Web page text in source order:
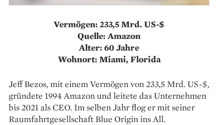
Vermögen: 233,5 Mrd. US-$
Quelle: Amazon
Alter: 60 Jahre
Wohnort: Miami, Florida
Jeff Bezos, mit einem Vermögen von 233,5 Mrd. US-$,
gründete 1994 Amazon und leitete das Unternehmen
bis 2021 als CEO. Im selben Jahr flog er mit seiner
Raumfahrtgesellschaft Blue Origin ins All.